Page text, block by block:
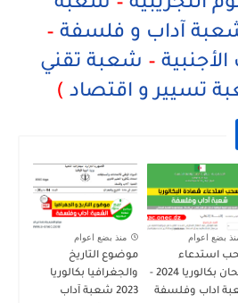
التجريبية – شعبة
آداب و فلسفة –
– شعبة تقني
تسيير و اقتصاد )
بضع اعوام
استدعاء
امتحان بكالوريا 2024 -
اداب وفلسفة
منذ بضع اعوام
موضوع التاريخ
والجغرافيا بكالوريا
2023 شعبة آداب